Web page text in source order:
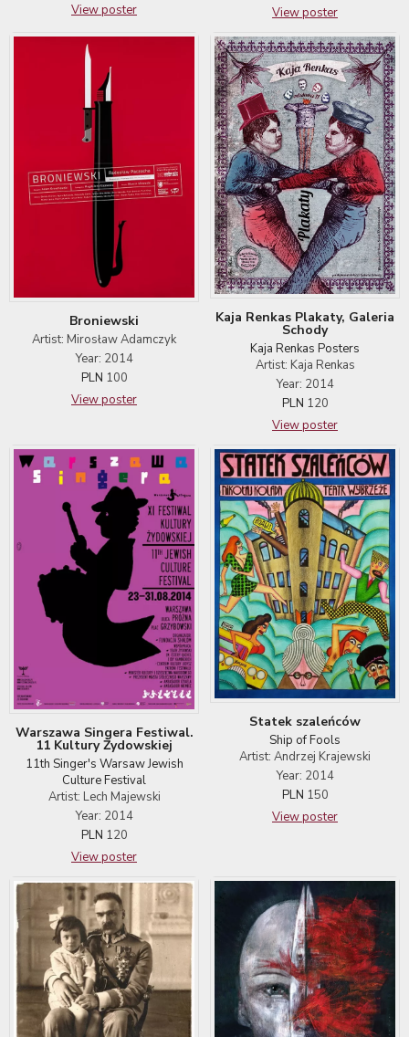
View poster
View poster
Broniewski
Artist: Mirosław Adamczyk
Year: 2014
PLN 100
View poster
Kaja Renkas Plakaty, Galeria
Schody
Kaja Renkas Posters
Artist: Kaja Renkas
Year: 2014
PLN 120
View poster
Warszawa Singera Festiwal.
11 Kultury Żydowskiej
11th Singer's Warsaw Jewish
Culture Festival
Artist: Lech Majewski
Year: 2014
PLN 120
View poster
Statek szaleńców
Ship of Fools
Artist: Andrzej Krajewski
Year: 2014
PLN 150
View poster